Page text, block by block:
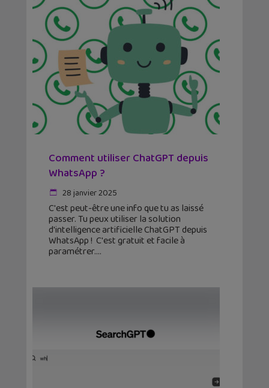
Comment utiliser ChatGPT depuis
WhatsApp ?
28 janvier 2025
C'est peut-être une info que tu as laissé
passer. Tu peux utiliser la solution
d'intelligence artificielle ChatGPT depuis
WhatsApp ! C'est gratuit et facile à
paramétrer.